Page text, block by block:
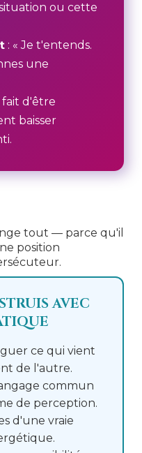
ou cette
: « Je t'entends.
une
fait d'être
baisser
tout — parce qu'il
position
AVEC
ce qui vient
de l'autre.
commun
de perception.
d'une vraie